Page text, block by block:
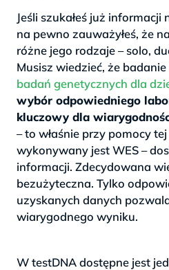
Jeśli szukałeś już
na pewno zauważyłeś, że
różne jego rodzaje – solo,
Musisz wiedzieć, że
badań genetycznych dla
wybór odpowiedniego
kluczowy dla
– to właśnie przy pomocy
wykonywany jest WES –
informacji. Zdecydowana
bezużyteczna. Tylko
uzyskanych danych
wiarygodnego wyniku.
W testDNA dostępne jest